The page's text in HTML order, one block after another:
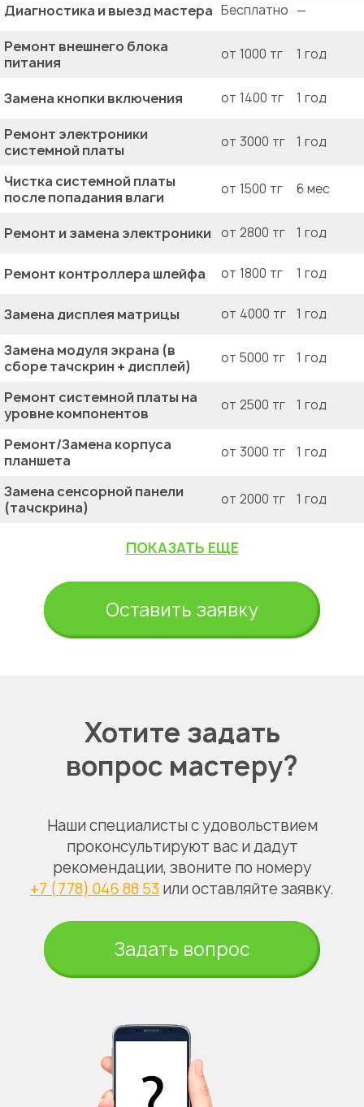
Диагностика и выезд мастера Бесплатно —
Ремонт внешнего блока
питания
от 1000 тг 1 год
Замена кнопки включения от 1400 тг 1 год
Ремонт электроники
системной платы
от 3000 тг 1 год
Чистка системной платы
после попадания влаги
от 1500 тг 6 мес
Ремонт и замена электроники от 2800 тг 1 год
Ремонт контроллера шлейфа от 1800 тг 1 год
Замена дисплея матрицы от 4000 тг 1 год
Замена модуля экрана (в
сборе тачскрин + дисплей)
от 5000 тг 1 год
Ремонт системной платы на
уровне компонентов
от 2500 тг 1 год
Ремонт/Замена корпуса
планшета
от 3000 тг 1 год
Замена сенсорной панели
(тачскрина)
от 2000 тг 1 год
ПОКАЗАТЬ ЕЩЕ
Оставить заявку
Хотите задать
вопрос мастеру?
Наши специалисты с удовольствием
проконсультируют вас и дадут
рекомендации, звоните по номеру
+7 (778) 046 88 53 или оставляйте заявку.
Задать вопрос